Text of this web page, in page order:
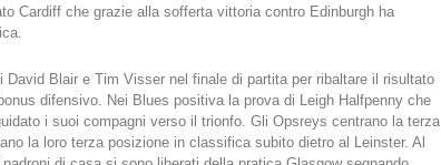
Cardiff che grazie alla sofferta vittoria contro Edinburgh ha
Blair e Tim Visser nel finale di partita per ribaltare il risultato
difensivo. Nei Blues positiva la prova di Leigh Halfpenny che
i suoi compagni verso il trionfo. Gli Opsreys centrano la terza
la loro terza posizione in classifica subito dietro al Leinster. Al